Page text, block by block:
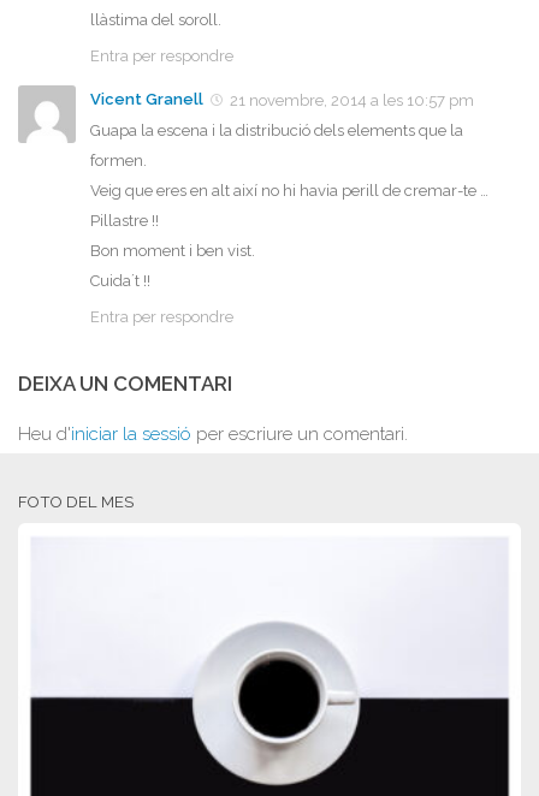
llàstima del soroll.
Entra per respondre
Vicent Granell
21 novembre, 2014 a les 10:57 pm
Guapa la escena i la distribució dels elements que la
formen.
Veig que eres en alt així no hi havia perill de cremar-te …
Pillastre !!
Bon moment i ben vist.
Cuida´t !!
Entra per respondre
DEIXA UN COMENTARI
Heu d'iniciar la sessió per escriure un comentari.
FOTO DEL MES